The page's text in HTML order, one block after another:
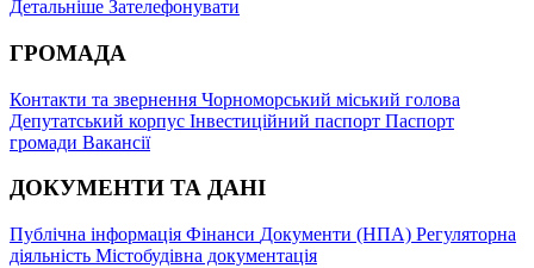
Детальніше Зателефонувати
ГРОМАДА
Контакти та звернення Чорноморський міський голова
Депутатський корпус Інвестиційний паспорт Паспорт
громади Вакансії
ДОКУМЕНТИ ТА ДАНІ
Публічна інформація Фінанси Документи (НПА) Регуляторна
діяльність Містобудівна документація